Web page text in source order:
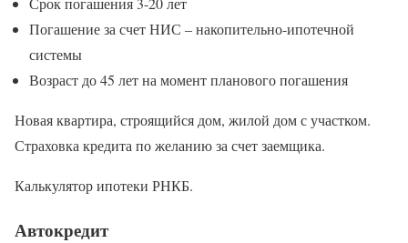
Погашение за счет НИС – накопительно-ипотечной
системы
Возраст до 45 лет на момент планового погашения
Новая квартира, строящийся дом, жилой дом с участком.
Страховка кредита по желанию за счет заемщика.
Калькулятор ипотеки РНКБ.
Автокредит